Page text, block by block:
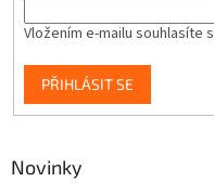
Vložením e-mailu souhlasíte s
PŘIHLÁSIT SE
Novinky